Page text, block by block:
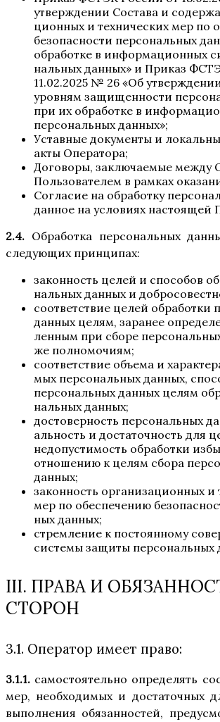
утвер­жде­нии Соста­ва и
ци­он­ных и тех­ни­че­ских мер по
без­опас­но­сти пер­со­наль­ных
обра­бот­ке в инфор­ма­ци­он­ных
наль­ных дан­ных» и При­каз
11.02.2025 № 26 «Об
уров­ням защи­щен­но­сти
при их обра­бот­ке в
пер­со­наль­ных данных»;
Устав­ные доку­мен­ты и
акты Оператора;
Дого­во­ры, заклю­ча­е­мые меж­ду
Поль­зо­ва­те­лем в рам­ках
Согла­сие на обра­бот­ку
дан­ное на усло­ви­ях насто­я­щей
2.4. Обра­бот­ка пер­со­наль­ных
сле­ду­ю­щих принципах:
закон­ность целей и спо­со­бов
наль­ных дан­ных и
соот­вет­ствие целей обра­бот­ки
дан­ных целям, зара­нее
лен­ным при сбо­ре
же полномочиям;
соот­вет­ствие объ­е­ма и
мых пер­со­наль­ных дан­ных,
пер­со­наль­ных дан­ных целям
наль­ных данных;
досто­вер­ность пер­со­наль­ных
аль­ность и доста­точ­ность для
недо­пу­сти­мость обра­бот­ки
отно­ше­нию к целям сбо­ра
данных;
закон­ность орга­ни­за­ци­он­ных и
мер по обес­пе­че­нию
ных данных;
стрем­ле­ние к посто­ян­но­му
систе­мы защи­ты пер­со­наль­ных
III. ПРАВА И
СТОРОН
3.1. Оператор имеет право:
3.1.1. само­сто­я­тель­но опре­де­лять
мер, необ­хо­ди­мых и доста­точ­ных
выпол­не­ния обя­зан­но­стей,